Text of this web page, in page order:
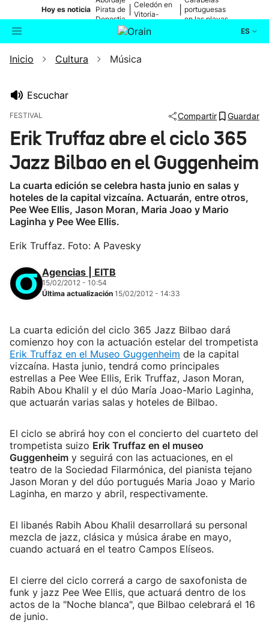
Hoy es noticia Pirata de
Donostia
Celedón en
Vitoria-
portuguesas
en las playas
ES
Buscador Actualidad
Ikusmiran
Eguraldia
Inicio Cultura Música
Escuchar
FESTIVAL Compartir Guardar
Erik Truffaz abre el ciclo 365
Jazz Bilbao en el Guggenheim
La cuarta edición se celebra hasta junio en salas y
hoteles de la capital vizcaína. Actuarán, entre otros,
Pee Wee Ellis, Jason Moran, Maria Joao y Mario
Laginha y Pee Wee Ellis.
Erik Truffaz. Foto: A Pavesky
Agencias | EITB
15/02/2012 - 10:54
Última actualización 15/02/2012 - 14:33
La cuarta edición del ciclo 365 Jazz Bilbao dará
comienzo hoy con la actuación estelar del trompetista
Erik Truffaz en el Museo Guggenheim de la capital
vizcaína. Hasta junio, tendrá como principales
estrellas a Pee Wee Ellis, Erik Truffaz, Jason Moran,
Rabih Abou Khalil y el dúo María Joao-Mario Laginha,
que actuarán varias salas y hoteles de Bilbao.
El ciclo se abrirá hoy con el concierto del cuarteto del
trompetista suizo Erik Truffaz en el museo
Guggenheim y seguirá con las actuaciones, en el
teatro de la Sociedad Filarmónica, del pianista tejano
Jason Moran y del dúo portugués Maria Joao y Mario
Laginha, en marzo y abril, respectivamente.
El libanés Rabih Abou Khalil desarrollará su personal
mezcla de jazz, clásica y música árabe en mayo,
cuando actuará en el teatro Campos Elíseos.
El cierre del ciclo correrá a cargo de saxofonista de
funk y jazz Pee Wee Ellis, que actuará dentro de los
actos de la "Noche blanca", que Bilbao celebrará el 16
de junio.